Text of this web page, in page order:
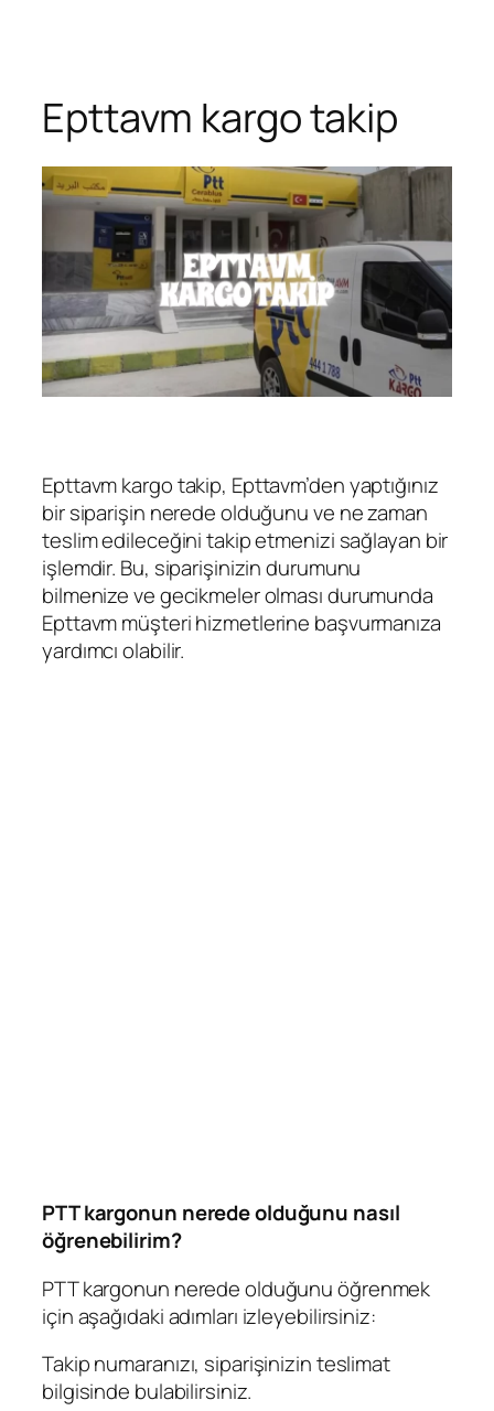
springen
Epttavm kargo takip
Epttavm kargo takip, Epttavm’den yaptığınız
bir siparişin nerede olduğunu ve ne zaman
teslim edileceğini takip etmenizi sağlayan bir
işlemdir. Bu, siparişinizin durumunu
bilmenize ve gecikmeler olması durumunda
Epttavm müşteri hizmetlerine başvurmanıza
yardımcı olabilir.
PTT kargonun nerede olduğunu nasıl
öğrenebilirim?
PTT kargonun nerede olduğunu öğrenmek
için aşağıdaki adımları izleyebilirsiniz:
Takip numaranızı, siparişinizin teslimat
bilgisinde bulabilirsiniz.